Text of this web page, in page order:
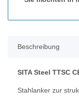
Beschreibung
SITA Steel TTSC
Stahlanker zur